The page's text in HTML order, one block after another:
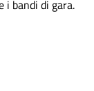
i bandi di gara.